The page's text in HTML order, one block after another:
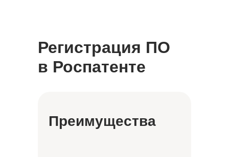
Регистрация ПО
в Роспатенте
Преимущества